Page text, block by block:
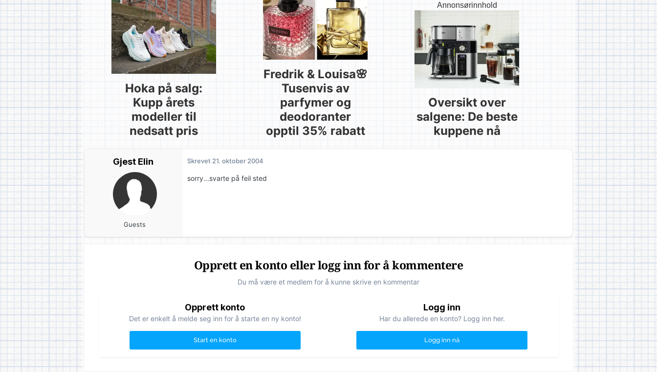
Hoka på salg:
Kupp årets
modeller til
nedsatt pris
Fredrik & Louisa🌸
Tusenvis av
parfymer og
deodoranter
opptil 35% rabatt
Annonsørinnhold
Oversikt over
salgene: De beste
kuppene nå
Gjest Elin
Guests
Skrevet 21. oktober 2004
sorry...svarte på feil sted
Opprett en konto eller logg inn for å kommentere
Du må være et medlem for å kunne skrive en kommentar
Opprett konto
Det er enkelt å melde seg inn for å starte en ny konto!
Start en konto
Logg inn
Har du allerede en konto? Logg inn her.
Logg inn nå